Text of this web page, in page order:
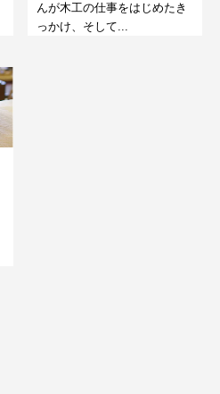
んが木工の仕事をはじめたき
っかけ、そして...